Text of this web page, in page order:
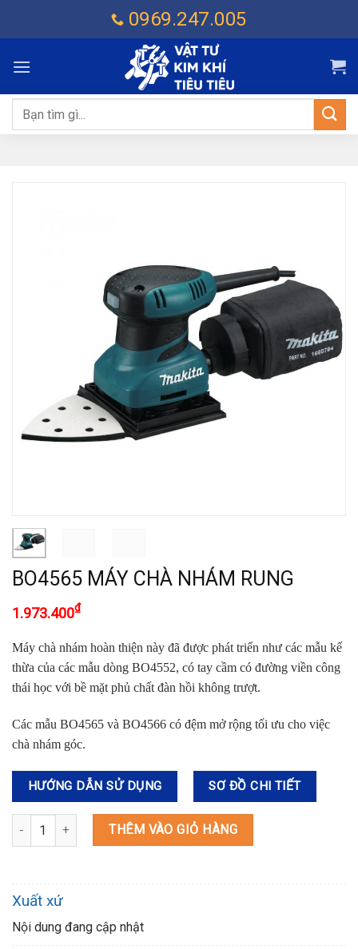
dung
0969.247.005
Tìm
kiếm:
BO4565 MÁY CHÀ NHÁM RUNG
1.973.400₫
Máy chà nhám hoàn thiện này đã được phát triển như các mẫu kế
thừa của các mẫu dòng BO4552, có tay cầm có đường viền công
thái học với bề mặt phủ chất đàn hồi không trượt.
Các mẫu BO4565 và BO4566 có đệm mở rộng tối ưu cho việc
chà nhám góc.
HƯỚNG DẪN SỬ DỤNG SƠ ĐỒ CHI TIẾT
BO4565 MÁY CHÀ NHÁM RUNG số lượng
THÊM VÀO GIỎ HÀNG
Xuất xứ
Nội dung đang cập nhật